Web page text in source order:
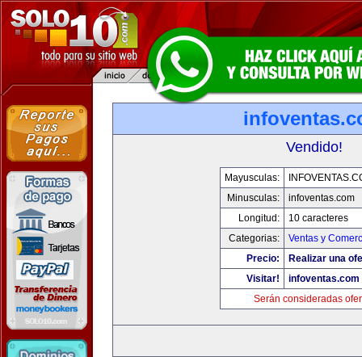
Vendido!
Mayusculas:
Minusculas:
infoventas.com
Longitud:
10 caracteres
Categorias:
Ventas y
Precio:
Realizar una
Visitar!
infoventas.com
Serán consideradas